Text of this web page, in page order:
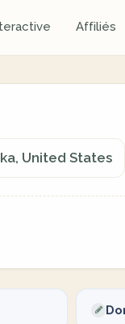
Affiliés
United States